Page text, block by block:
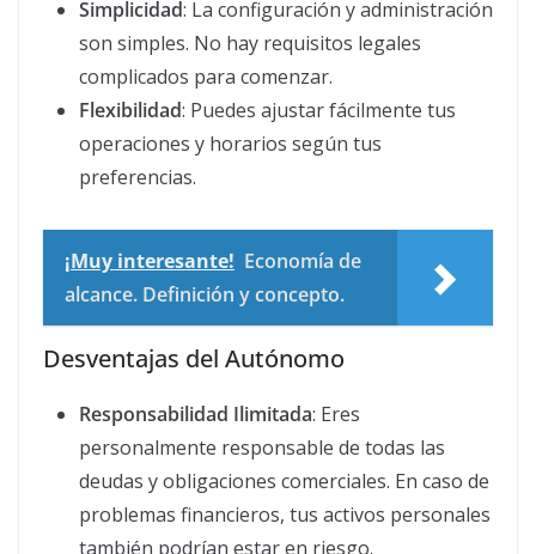
Simplicidad: La configuración y administración
son simples. No hay requisitos legales
complicados para comenzar.
Flexibilidad: Puedes ajustar fácilmente tus
operaciones y horarios según tus
preferencias.
¡Muy interesante! Economía de
alcance. Definición y concepto.
Desventajas del Autónomo
Responsabilidad Ilimitada: Eres
personalmente responsable de todas las
deudas y obligaciones comerciales. En caso de
problemas financieros, tus activos personales
también podrían estar en riesgo.